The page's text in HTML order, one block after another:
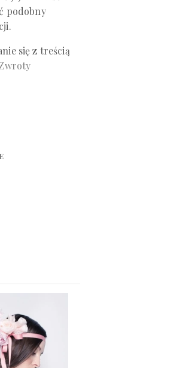
podobny
się z treścią